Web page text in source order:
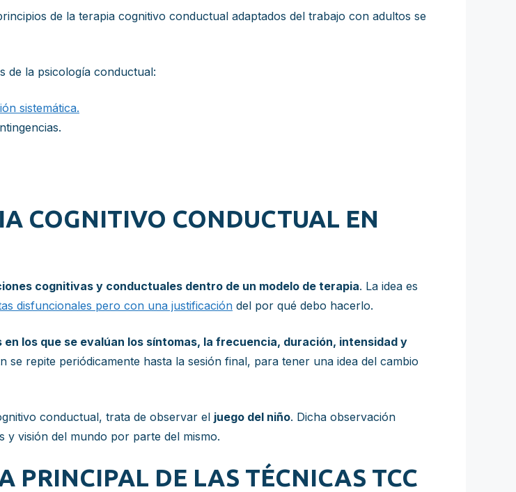
de la terapia cognitivo conductual adaptados del trabajo con adultos se
de la psicología conductual:
sistemática.
COGNITIVO CONDUCTUAL EN
cognitivas y conductuales dentro de un modelo de terapia. La idea es
disfuncionales pero con una justificación del por qué debo hacerlo.
los que se evalúan los síntomas, la frecuencia, duración, intensidad y
se repite periódicamente hasta la sesión final, para tener una idea del cambio
conductual, trata de observar el juego del niño. Dicha observación
y visión del mundo por parte del mismo.
PRINCIPAL DE LAS TÉCNICAS TCC